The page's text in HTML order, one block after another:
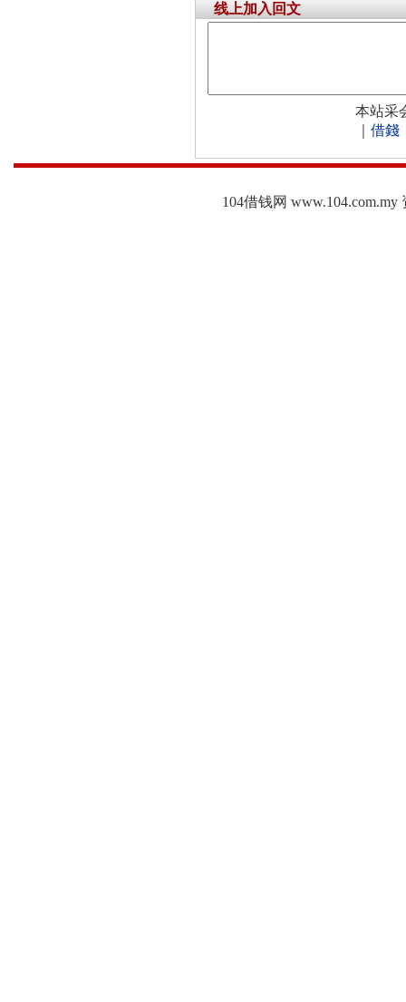
线上加入回文
本站采
借錢
104借钱网